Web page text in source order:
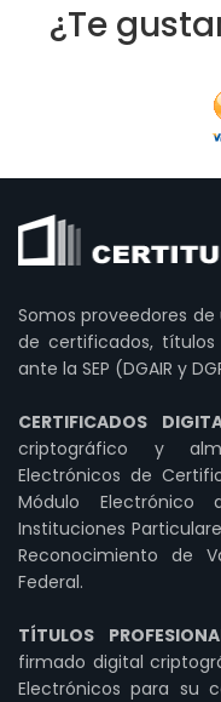
¿Te
Somos proveedores
de certificados, títulos
ante la SEP (DGAIR y
CERTIFICADOS
criptográfico y
Electrónicos de
Módulo
Instituciones
Reconocimiento de
Federal.
TÍTULOS
firmado digital
Electrónicos para su